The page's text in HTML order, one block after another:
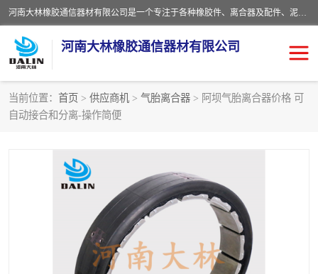
河南大林橡胶通信器材有限公司是一个专注于各种橡胶件、离合器及配件、泥浆泵及配件等产品设计制造和加工的企业。产品应用于矿山、冶金、石油、钢铁、化工、水泥、船舶、造纸、通用机械等各种大功率机械传动或制动装置。
河南大林橡胶通信器材有限公司
当前位置： 首页 > 供应商机 > 气胎离合器 > 阿坝气胎离合器价格 可
自动接合和分离-操作简便
推盘离合器
VC离合器
PO隔膜离合器 气胎离合器
泥浆泵空气包胶囊 气动元件
DY隔膜式离合器 CB离合器